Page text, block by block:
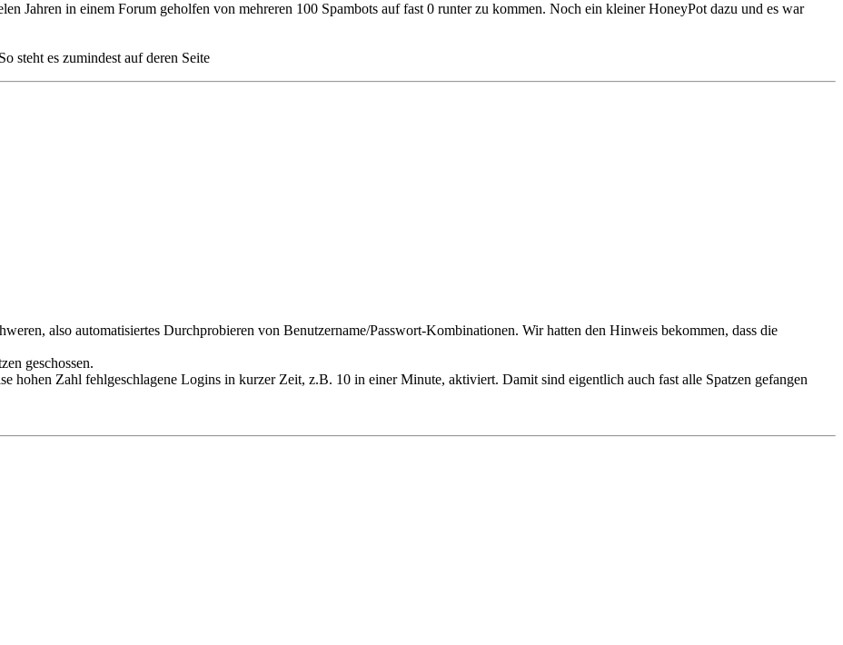
Jahren in einem Forum geholfen von mehreren 100 Spambots auf fast 0 runter zu kommen. Noch ein kleiner HoneyPot dazu und es war
steht es zumindest auf deren Seite
also automatisiertes Durchprobieren von Benutzername/Passwort-Kombinationen. Wir hatten den Hinweis bekommen, dass die
geschossen.
hohen Zahl fehlgeschlagene Logins in kurzer Zeit, z.B. 10 in einer Minute, aktiviert. Damit sind eigentlich auch fast alle Spatzen gefangen